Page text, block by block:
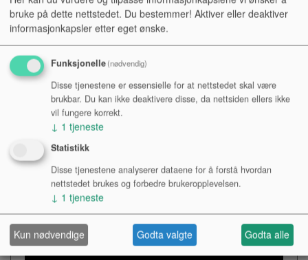
TRBX174 NATUR
TRBX170EW features laminated exotic wood top with high
playability and trusted quality by Yamaha. The matching
head also gives distinct look from other basses.It is the best
bass guitar for practice, live and home recordings.
Kr 4 490,-NOK
Antall:
KJØP
bruke på dette nettstedet. Du bestemmer! Aktiver eller deaktiver
informasjonkapsler etter eget ønske.
Funksjonelle(nødvendig)
Disse tjenestene er essensielle for at nettstedet skal være
brukbar. Du kan ikke deaktivere disse, da nettsiden ellers ikke
vil fungere korrekt.
↓ 1 tjeneste
Statistikk
Disse tjenestene analyserer dataene for å forstå hvordan
nettstedet brukes og forbedre brukeropplevelsen.
↓ 1 tjeneste
Kun nødvendige Godta valgte Godta alle